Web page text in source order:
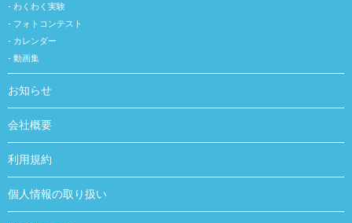
わくわく実験
フォトコンテスト
カレンダー
動画集
お知らせ
会社概要
利用規約
個人情報の取り扱い